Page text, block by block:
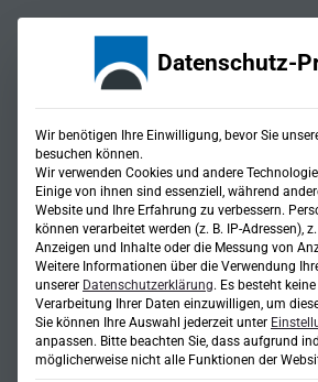
Knotenpunkte
Datenschutz-
Wir benötigen Ihre Einwilligung, bevor Sie
besuchen können.
Wir verwenden Cookies und andere
Einige von ihnen sind essenziell, während
Website und Ihre Erfahrung zu verbessern.
können verarbeitet werden (z. B. IP-Adressen),
Anzeigen und Inhalte oder die Messung von
Weitere Informationen über die Verwendung
unserer Datenschutzerklärung. Es besteht
Verarbeitung Ihrer Daten einzuwilligen, um
Sie können Ihre Auswahl jederzeit unter
anpassen. Bitte beachten Sie, dass aufgrund
möglicherweise nicht alle Funktionen der